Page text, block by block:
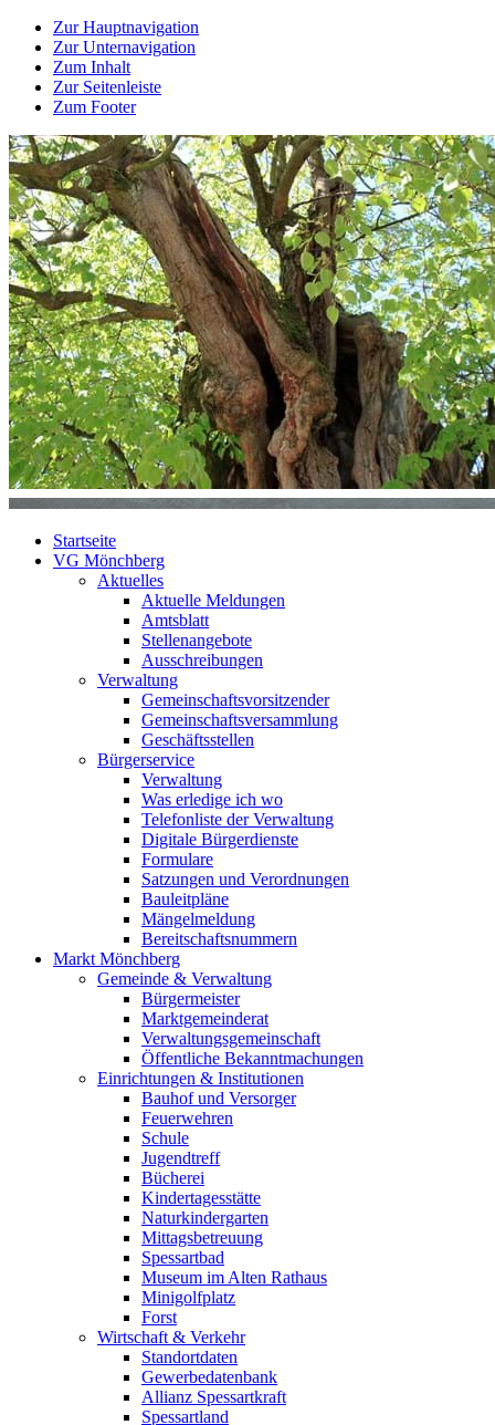
Zur Hauptnavigation
Zur Unternavigation
Zum Inhalt
Zur Seitenleiste
Zum Footer
Startseite
VG Mönchberg
Aktuelles
Aktuelle Meldungen
Amtsblatt
Stellenangebote
Ausschreibungen
Verwaltung
Gemeinschaftsvorsitzender
Gemeinschaftsversammlung
Geschäftsstellen
Bürgerservice
Verwaltung
Was erledige ich wo
Telefonliste der Verwaltung
Digitale Bürgerdienste
Formulare
Satzungen und Verordnungen
Bauleitpläne
Mängelmeldung
Bereitschaftsnummern
Markt Mönchberg
Gemeinde & Verwaltung
Bürgermeister
Marktgemeinderat
Verwaltungsgemeinschaft
Öffentliche Bekanntmachungen
Einrichtungen & Institutionen
Bauhof und Versorger
Feuerwehren
Schule
Jugendtreff
Bücherei
Kindertagesstätte
Naturkindergarten
Mittagsbetreuung
Spessartbad
Museum im Alten Rathaus
Minigolfplatz
Forst
Wirtschaft & Verkehr
Standortdaten
Gewerbedatenbank
Allianz Spessartkraft
Spessartland